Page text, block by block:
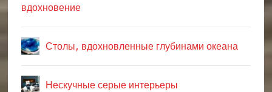
вдохновение
Столы, вдохновленные глубинами океана
Нескучные серые интерьеры